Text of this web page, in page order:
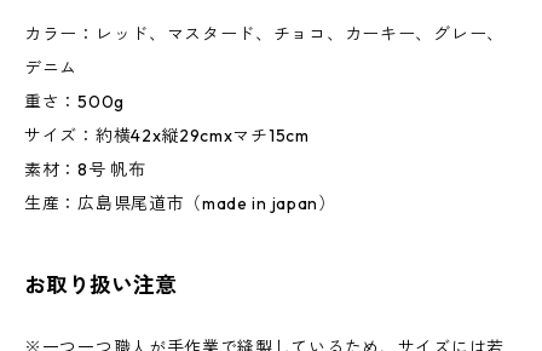
カラー：レッド、マスタード、チョコ、カーキー、グレー、
デニム
重さ：500g
サイズ：約横42x縦29cmxマチ15cm
素材：8号 帆布
生産：広島県尾道市（made in japan）
お取り扱い注意